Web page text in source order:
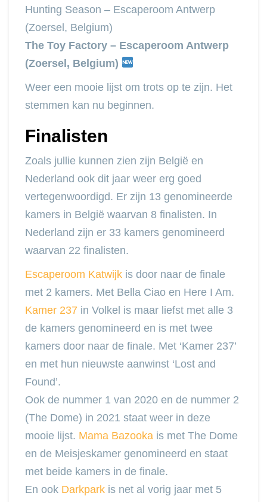
Hunting Season – Escaperoom Antwerp
(Zoersel, Belgium)
The Toy Factory – Escaperoom Antwerp
(Zoersel, Belgium)
Weer een mooie lijst om trots op te zijn. Het
stemmen kan nu beginnen.
Finalisten
Zoals jullie kunnen zien zijn België en
Nederland ook dit jaar weer erg goed
vertegenwoordigd. Er zijn 13 genomineerde
kamers in België waarvan 8 finalisten. In
Nederland zijn er 33 kamers genomineerd
waarvan 22 finalisten.
Escaperoom Katwijk is door naar de finale
met 2 kamers. Met Bella Ciao en Here I Am.
Kamer 237 in Volkel is maar liefst met alle 3
de kamers genomineerd en is met twee
kamers door naar de finale. Met ‘Kamer 237’
en met hun nieuwste aanwinst ‘Lost and
Found’.
Ook de nummer 1 van 2020 en de nummer 2
(The Dome) in 2021 staat weer in deze
mooie lijst. Mama Bazooka is met The Dome
en de Meisjeskamer genomineerd en staat
met beide kamers in de finale.
En ook Darkpark is net al vorig jaar met 5